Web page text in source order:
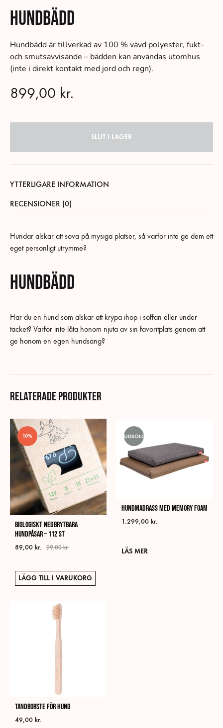
Hundbädd
Hundbädd är tillverkad av 100 % vävd polyester, fukt-
och smutsavvisande – bädden kan användas utomhus
(inte i direkt kontakt med jord och regn).
899,00 kr.
SLUT I LAGER
YTTERLIGARE INFORMATION
RECENSIONER (0)
Hundar älskar att sova på mysiga platser, så varför inte ge dem ett
eget personligt utrymme?
Hundbädd
Har du en hund som älskar att krypa ihop i soffan eller under
täcket? Varför inte låta honom njuta av sin favoritplats genom att
ge honom en egen hundsäng?
Relaterade produkter
10%
Biologiskt nedbrytbara
hundpåsar – 112 st
89,00 kr. 99,00kr.
LÄGG TILL I VARUKORG
UDSOLGT
Hundmadrass med Memory Foam
1.299,00 kr.
LÄS MER
Tandborste för hund
49,00 kr.